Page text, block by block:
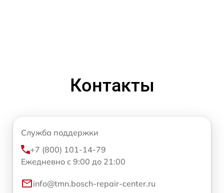
Контакты
Служба поддержки
+7 (800) 101-14-79
Ежедневно с 9:00 до 21:00
info@tmn.bosch-repair-center.ru